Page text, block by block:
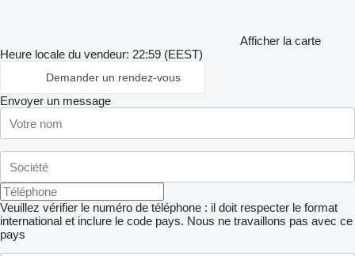
Afficher la carte
Heure locale du vendeur: 22:59 (EEST)
Demander un rendez-vous
Envoyer un message
Veuillez vérifier le numéro de téléphone : il doit respecter le format
international et inclure le code pays. Nous ne travaillons pas avec ce
pays